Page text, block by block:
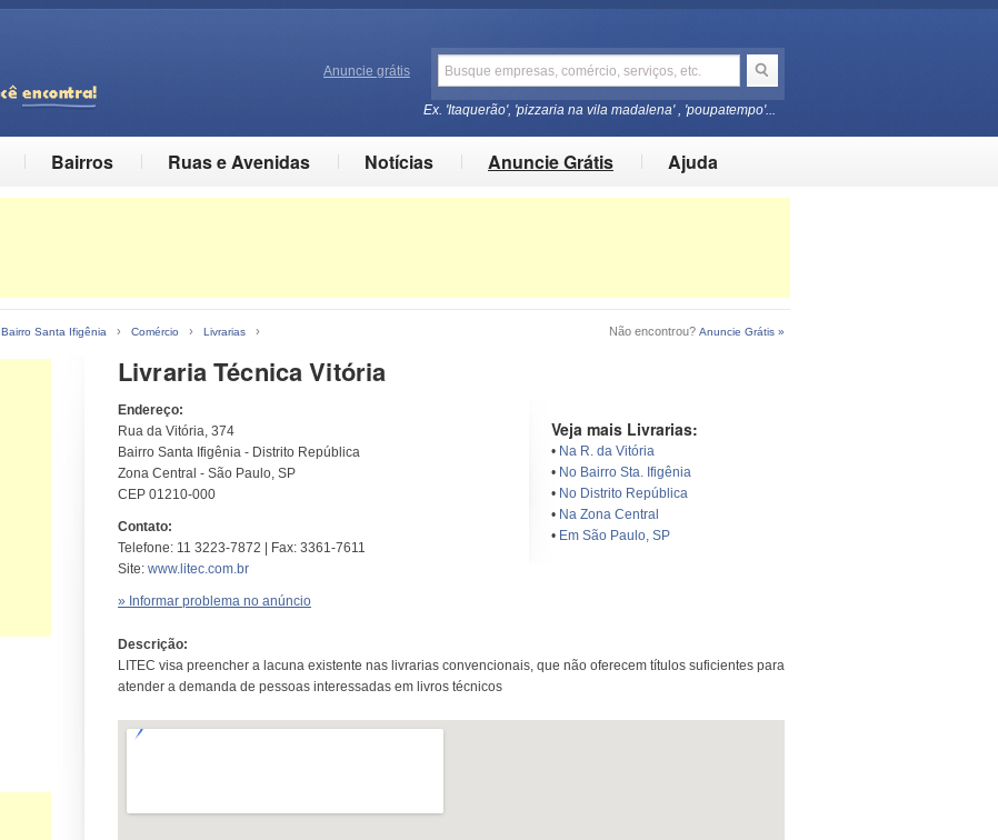
Anuncie grátis
Ex. 'Itaquerão', 'pizzaria na vila madalena' , 'poupatempo'...
Bairros Ruas e Avenidas Notícias Anuncie Grátis Ajuda
Bairro Santa Ifigênia › Comércio › Livrarias › Não encontrou? Anuncie Grátis »
Livraria Técnica Vitória
Endereço:
Rua da Vitória, 374
Bairro Santa Ifigênia - Distrito República
Zona Central - São Paulo, SP
CEP 01210-000
Contato:
Telefone: 11 3223-7872 | Fax: 3361-7611
Site: www.litec.com.br
» Informar problema no anúncio
Veja mais Livrarias:
• Na R. da Vitória
• No Bairro Sta. Ifigênia
• No Distrito República
• Na Zona Central
• Em São Paulo, SP
Descrição:
LITEC visa preencher a lacuna existente nas livrarias convencionais, que não oferecem títulos suficientes para
atender a demanda de pessoas interessadas em livros técnicos